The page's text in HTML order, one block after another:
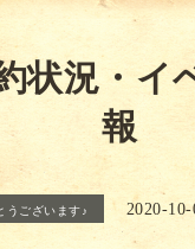
状況・イ
報
うございます♪
2020-